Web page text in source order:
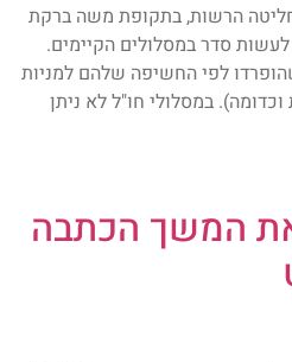
הרשות, בתקופת משה ברקת
סדר במסלולים הקיימים.
לפי החשיפה שלהם למניות
עד 20% מניות וכדומה). במסלולי חו"ל לא ניתן
המשך הכתבה